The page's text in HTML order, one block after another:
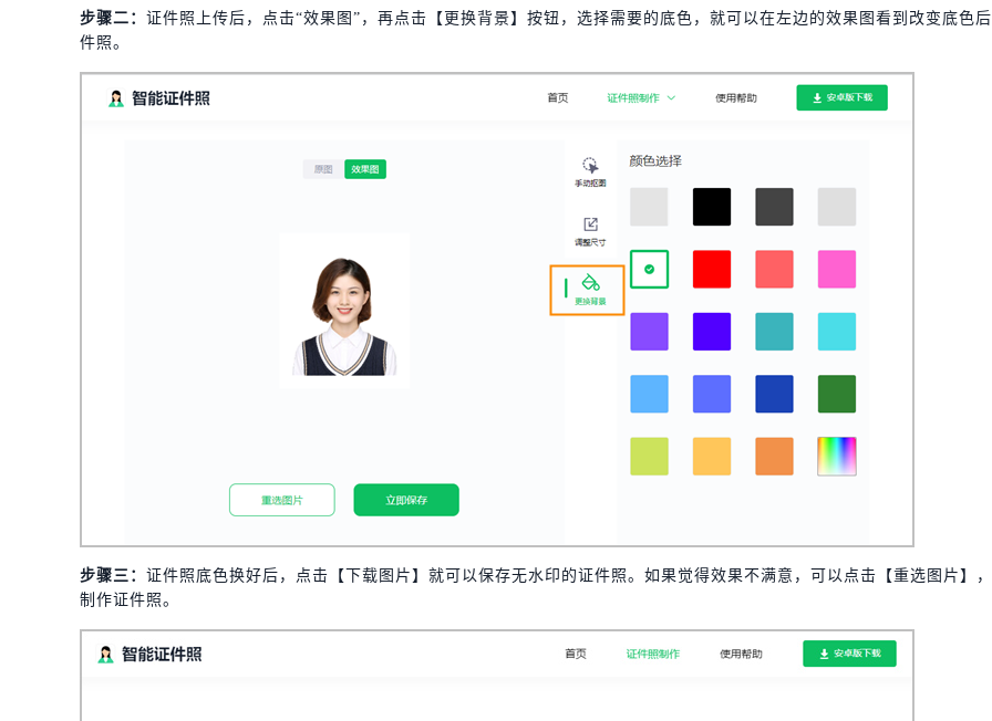
步骤二： 证件照上传后，点击“效果图”，再点击【更换背景】按钮，选择需要的底色，就可以在左边的效果图看到改变底色
件照。
步骤三： 证件照底色换好后，点击【下载图片】就可以保存无水印的证件照。如果觉得效果不满意，可以点击【重选图片】
制作证件照。